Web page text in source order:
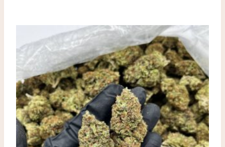
varianter.
Valgmulighederne
kan
vælges
på
produktsiden